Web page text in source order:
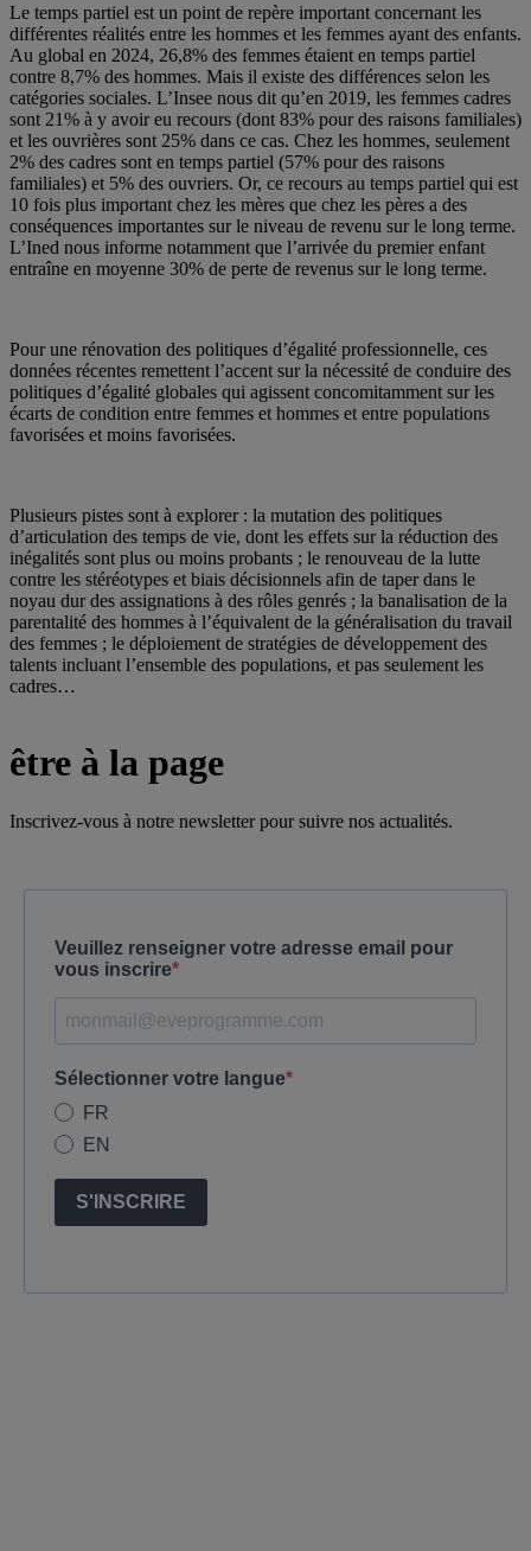
Le temps partiel est un point de repère important concernant les
différentes réalités entre les hommes et les femmes ayant des enfants.
Au global en 2024, 26,8% des femmes étaient en temps partiel
contre 8,7% des hommes. Mais il existe des différences selon les
catégories sociales. L’Insee nous dit qu’en 2019, les femmes cadres
sont 21% à y avoir eu recours (dont 83% pour des raisons familiales)
et les ouvrières sont 25% dans ce cas. Chez les hommes, seulement
2% des cadres sont en temps partiel (57% pour des raisons
familiales) et 5% des ouvriers. Or, ce recours au temps partiel qui est
10 fois plus important chez les mères que chez les pères a des
conséquences importantes sur le niveau de revenu sur le long terme.
L’Ined nous informe notamment que l’arrivée du premier enfant
entraîne en moyenne 30% de perte de revenus sur le long terme.
Pour une rénovation des politiques d’égalité professionnelle, ces
données récentes remettent l’accent sur la nécessité de conduire des
politiques d’égalité globales qui agissent concomitamment sur les
écarts de condition entre femmes et hommes et entre populations
favorisées et moins favorisées.
Plusieurs pistes sont à explorer : la mutation des politiques
d’articulation des temps de vie, dont les effets sur la réduction des
inégalités sont plus ou moins probants ; le renouveau de la lutte
contre les stéréotypes et biais décisionnels afin de taper dans le
noyau dur des assignations à des rôles genrés ; la banalisation de la
parentalité des hommes à l’équivalent de la généralisation du travail
des femmes ; le déploiement de stratégies de développement des
talents incluant l’ensemble des populations, et pas seulement les
cadres…
être à la page
Inscrivez-vous à notre newsletter pour suivre nos actualités.
Veuillez renseigner votre adresse email pour
vous inscrire
Sélectionner votre langue
FR
EN
S'INSCRIRE